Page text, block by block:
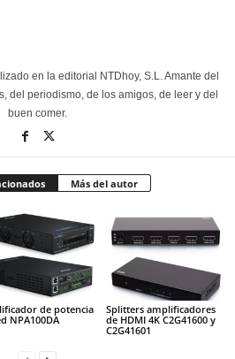
en la editorial NTDhoy, S.L. Amante del
del periodismo, de los amigos, de leer y del
buen comer.
Más del autor
de potencia
NPA100DA
Splitters amplificadores
de HDMI 4K C2G41600 y
C2G41601